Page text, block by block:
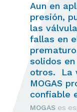
Aun en
presión,
las
fallas en
solidos
otros. La
MOGAS
confiable
MOGASes